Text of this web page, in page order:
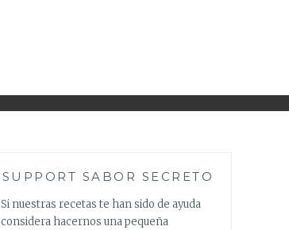
SUPPORT SABOR SECRETO
Si nuestras recetas te han sido de ayuda
considera hacernos una pequeña